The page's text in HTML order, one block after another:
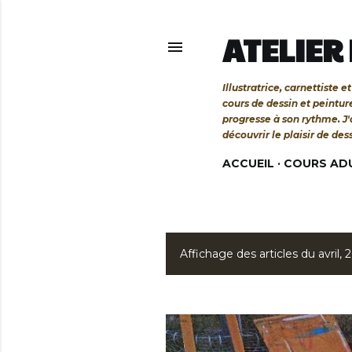
Illustratrice, carnettiste et
cours de dessin et
progresse à son rythme.
découvrir le plaisir de
ACCUEIL COURS
A
t
Affichage des articles du avril,